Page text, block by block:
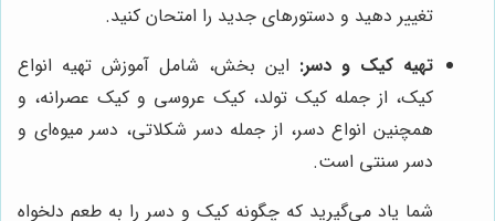
تغییر دهید و دستورهای جدید را امتحان کنید.
تهیه کیک و دسر: این بخش، شامل آموزش تهیه انواع
کیک، از جمله کیک تولد، کیک عروسی و کیک عصرانه، و
همچنین انواع دسر، از جمله دسر شکلاتی، دسر میوه‌ای و
دسر سنتی است.
شما یاد می‌گیرید که چگونه کیک و دسر را به طعم دلخواه